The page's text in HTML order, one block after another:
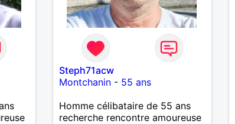
Steph71acw
Montchanin- 55 ans
Homme célibataire de 55 ans
recherche rencontre amoureuse